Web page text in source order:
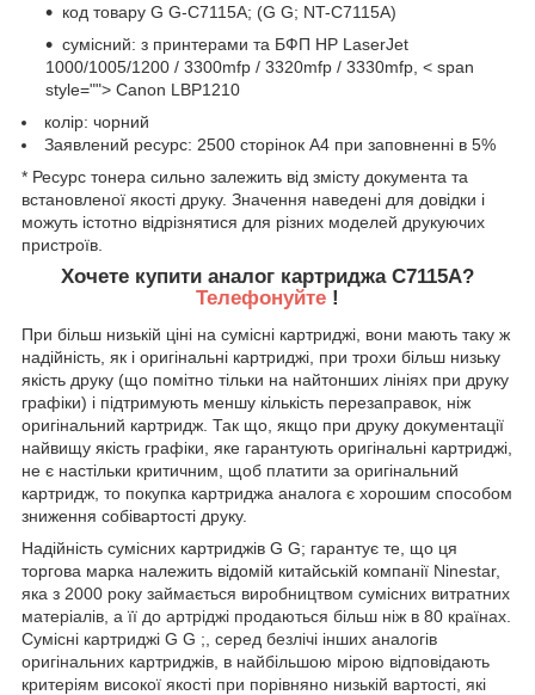
код товару G G-C7115A; (G G; NT-C7115A)
сумісний: з принтерами та БФП HP LaserJet
1000/1005/1200 / 3300mfp / 3320mfp / 3330mfp, < span
style=""> Canon LBP1210
колір: чорний
Заявлений ресурс: 2500 сторінок А4 при заповненні в 5%
* Ресурс тонера сильно залежить від змісту документа та
встановленої якості друку. Значення наведені для довідки і
можуть істотно відрізнятися для різних моделей друкуючих
пристроїв.
Хочете купити аналог картриджа C7115A?
Телефонуйте !
При більш низькій ціні на сумісні картриджі, вони мають таку ж
надійність, як і оригінальні картриджі, при трохи більш низьку
якість друку (що помітно тільки на найтонших лініях при друку
графіки) і підтримують меншу кількість перезаправок, ніж
оригінальний картридж. Так що, якщо при друку документації
найвищу якість графіки, яке гарантують оригінальні картриджі,
не є настільки критичним, щоб платити за оригінальний
картридж, то покупка картриджа аналога є хорошим способом
зниження собівартості друку.
Надійність сумісних картриджів G G; гарантує те, що ця
торгова марка належить відомій китайській компанії Ninestar,
яка з 2000 року займається виробництвом сумісних витратних
матеріалів, а її до артріджі продаються більш ніж в 80 країнах.
Сумісні картриджі G G ;, серед безлічі інших аналогів
оригінальних картриджів, в найбільшою мірою відповідають
критеріям високої якості при порівняно низькій вартості, які